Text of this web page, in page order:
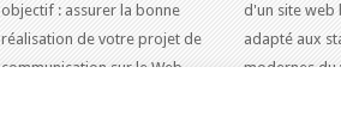
objectif : assurer la bonne
réalisation de votre projet de
communication sur le Web.
d'un site web
adapté aux
modernes du